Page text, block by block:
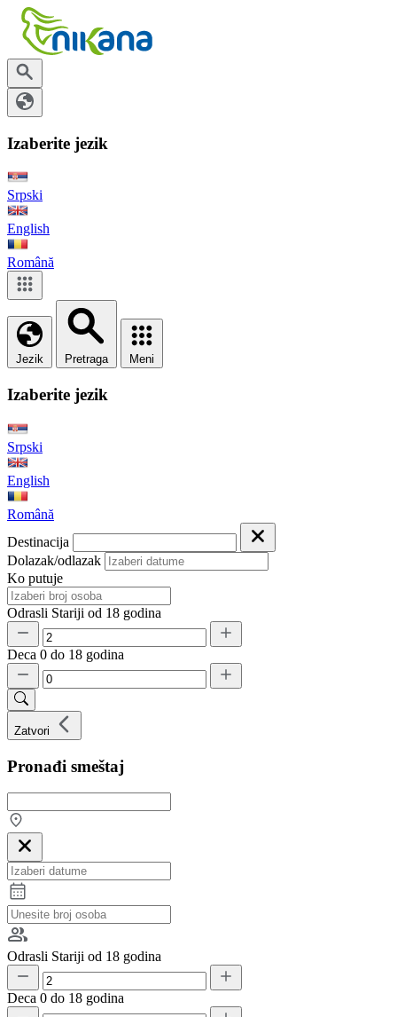
Izaberite jezik
Srpski
English
Română
Jezik Pretraga Meni
Izaberite jezik
Srpski
English
Română
Destinacija
Dolazak/odlazak
Ko putuje
Odrasli Stariji od 18 godina
Deca 0 do 18 godina
Zatvori
Pronađi smeštaj
Odrasli Stariji od 18 godina
Deca 0 do 18 godina